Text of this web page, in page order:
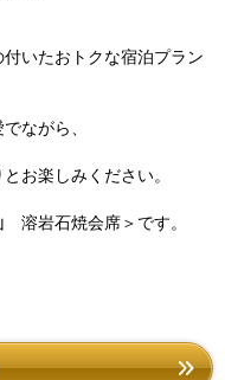
いたおトクな宿泊プラン
ながら、
お楽しみください。
溶岩石焼会席＞です。